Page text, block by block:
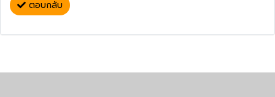
ตอบกลับ